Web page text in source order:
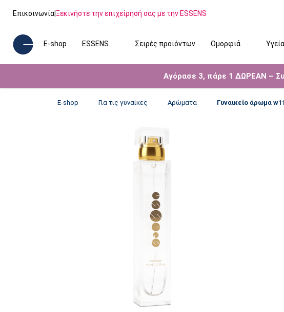
Επικοινωνία|Ξεκινήστε την επιχείρησή σας με την ESSENS
E-shop ESSENS Σειρές προϊόντων Ομορφιά Υγεία
Αγόρασε 3, πάρε 1 ΔΩΡΕΑΝ –
E-shop Για τις γυναίκες Αρώματα Γυναικείο άρωμα